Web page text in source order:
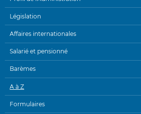
MENU
DE
NAVIGATION
Législation
Affaires internationales
Salarié et pensionné
Barèmes
A à Z
Formulaires